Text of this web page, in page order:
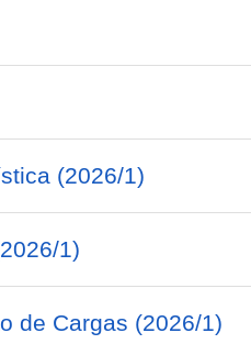
(2026/1)
1)
de Cargas (2026/1)